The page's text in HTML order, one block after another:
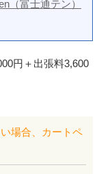
（富士通テン）
円＋出張料3,600
場合、カートペ